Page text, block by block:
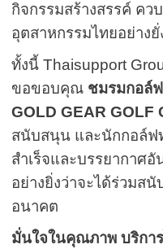
กิจกรรมสร้างสรรค์ ค
อุตสาหกรรมไทยอย่าง
ทั้งนี้ Thaisupport
ขอขอบคุณ ชมรมกอล์
GOLD GEAR GOLF
สนับสนุน และนักกอล์ฟ
สำเร็จและบรรยากาศ
อย่างยิ่งว่าจะได้ร่วมส
อนาคต
มั่นใจในคุณภาพ บริกา